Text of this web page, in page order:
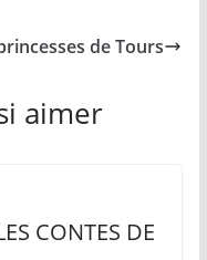
de Tours
aimer
CONTES DE